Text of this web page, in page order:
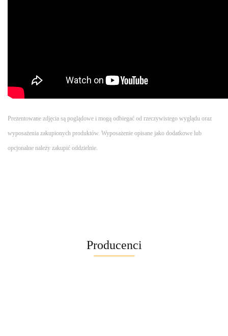
Prezentowane zdjęcia są poglądowe i mogą odbiegać od rzeczywistego wyglądu oraz
wyposażenia zakupionych produktów. Wyposażenie opisane jako dodatkowe lub
opcjonalne należy zakupić oddzielnie.
Producenci